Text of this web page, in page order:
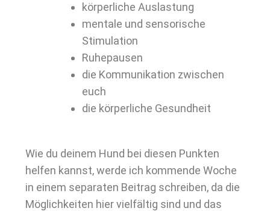
körperliche Auslastung
mentale und sensorische
Stimulation
Ruhepausen
die Kommunikation zwischen
euch
die körperliche Gesundheit
Wie du deinem Hund bei diesen Punkten
helfen kannst, werde ich kommende Woche
in einem separaten Beitrag schreiben, da die
Möglichkeiten hier vielfältig sind und das